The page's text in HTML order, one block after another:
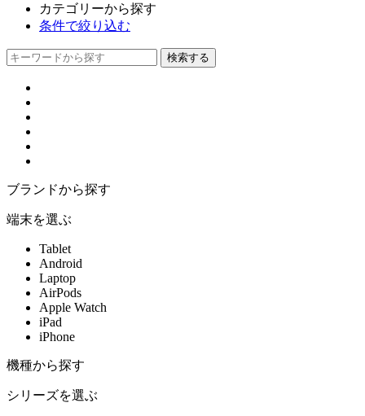
カテゴリーから探す
条件で絞り込む
ブランドから探す
端末を選ぶ
Tablet
Android
Laptop
AirPods
Apple Watch
iPad
iPhone
機種から探す
シリーズを選ぶ